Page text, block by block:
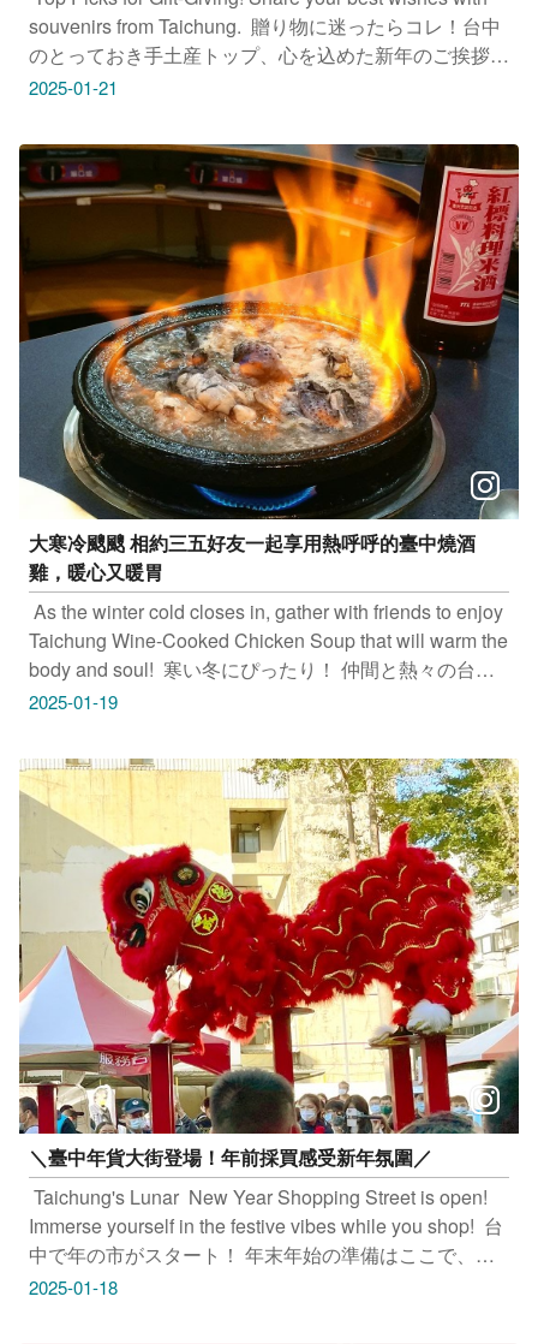
souvenirs from Taichung. ​ 贈り物に迷ったらコレ！台中
のとっておき手土産トップ、心を込めた新年のご挨拶 ​
최고의 새해 선물! 진심을 담은 타이중 10대 기념품 ​
路二段29之1號 ​ #巴部屋工房 地址： 台中市南區建成路
1824號 ​ #奶油製造所 地址：台中市西屯區至善路77號16
樓之2 ​ #熊介巧 地址：台中市太平區中山路四段260巷12
號 ​ #旅人票亭手工蛋捲 地址：台中市北區中華路二段121
號 ​ #豐巢素食烘焙 地址： 台中市豐原區豐東路6號 ​ #元
明商店 心遊台中-追愛成功 地址： 台中市西屯區臺灣大
道三段162號 ​ #流星花園幸福樂活園區 地址： 台中市豐
原區水源路坪頂巷8號 ​ #微笑天使烘焙坊 地址： 台中市
大里區大衛路48-8號 ​ #IVY HOUSE 品菓屋 (111生技企
業股份有限公司) 地址：台中市烏日區溪南路二段68巷26
弄38號 ​ #麻本舖 (萬壽果有限公司) 地址：台中市后里區
三豐路四段130巷21號2F ​ #木匠兄妹木工房 地址：台中
市后里區舊圳路4-12號 ​ ​ 只要Tag@taichungtravels 就有
機會讓你的美照在大玩台中FB、IG、微博及臺中觀光旅
遊網上曝光喔！ ​ #taichungtravels #travel #scenery
#Landscape #taiwan #taichung #discovertaichung #여
행 #풍경 #観光 #旅行 #風景 #台中 #大玩台中 #台中伴手
禮
2025-01-21
大寒冷颼颼 相約三五好友一起享用熱呼呼的臺中燒酒
雞，暖心又暖胃
​ As the winter cold closes in, gather with friends to enjoy
Taichung Wine-Cooked Chicken Soup that will warm the
body and soul! ​ 寒い冬にぴったり！ 仲間と熱々の台中
燒酎鶏を囲み、心も体もポカポカに ​ 추운 겨울 친구들과
복한 시간을 보내보세요 ​ ​ 沙卡燒酒雞 地址：台中市大雅
區中山路大同巷9弄7號 ​ 潮州羅燒酒雞(總店) 地址：台中
市西區西屯路一段202號 ​ 阿里郎迷你火鍋 地址：台中市
西區梅川西路一段84號 ​ 感謝IG網友 @‌sasha818021、
ariel __l 、 @garychang_517 ， @eatsallthetime 提供授
權美照 ​ ​ 只要Tag@taichungtravels 就有機會讓你的美照
在大玩台中FB、IG、微博及臺中觀光旅遊網上曝光喔！ ​
#taichungtravels #travel #scenery #Landscape #taiwan
#taichung #discovertaichung #여행 #풍경 #観光 #旅行 #
風景 #台中 #大玩台中 #台中景點 #打卡景點 #台中風景 #
台中旅遊‌‌‌ #沙卡燒酒雞 #潮州羅燒酒雞 #阿里郎迷你火鍋
#台中必比登推薦
2025-01-19
＼臺中年貨大街登場！年前採買感受新年氛圍／
​ Taichung's Lunar ​ New Year Shopping Street is open!
Immerse yourself in the festive vibes while you shop! ​ 台
中で年の市がスタート！ 年末年始の準備はここで、新
年の雰囲気を満喫しよう ​ 새해맞이 타이중 쇼핑 거리 개
2025-01-18